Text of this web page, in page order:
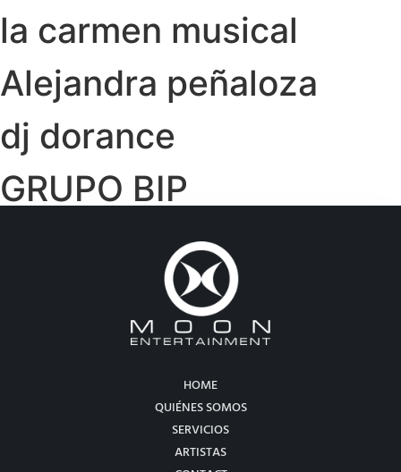
la carmen musical
Alejandra peñaloza
dj dorance
GRUPO BIP
HOME
QUIÉNES SOMOS
SERVICIOS
ARTISTAS